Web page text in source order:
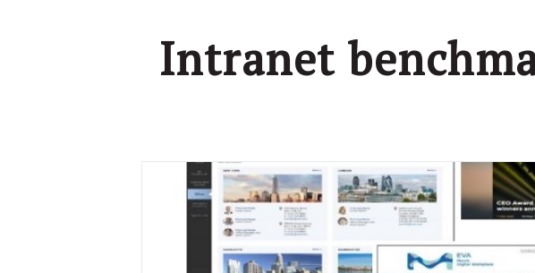
Intranet